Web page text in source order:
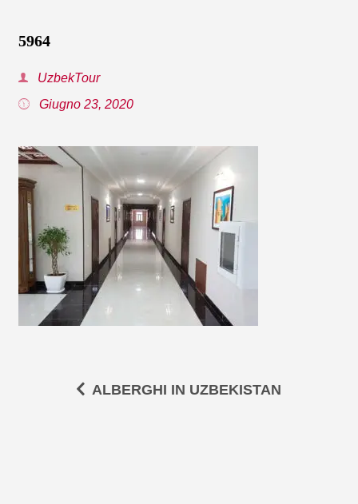
5964
UzbekTour
Giugno 23, 2020
ALBERGHI IN UZBEKISTAN